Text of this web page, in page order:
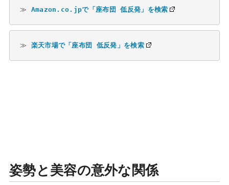
≫ Amazon.co.jpで「座布団 低反発」を検索
≫ 楽天市場で「座布団 低反発」を検索
姿勢と美容の意外な関係